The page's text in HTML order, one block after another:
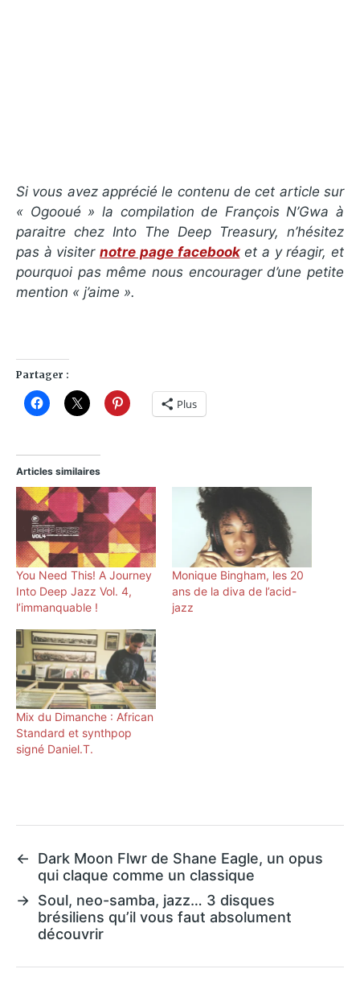
Si vous avez apprécié le contenu de cet article sur
« Ogooué » la compilation de François N’Gwa à
paraitre chez Into The Deep Treasury, n’hésitez
pas à visiternotre page facebooket a y réagir, et
pourquoi pas même nous encourager d’une petite
mention « j’aime ».
Partager :
Plus
Articles similaires
You Need This! A Journey
Into Deep Jazz Vol. 4,
l’immanquable !
Monique Bingham, les 20
ans de la diva de l’acid-
jazz
Mix du Dimanche : African
Standard et synthpop
signé Daniel.T.
←
Dark Moon Flwr de Shane Eagle, un opus
qui claque comme un classique
→ Soul, neo-samba, jazz… 3 disques
brésiliens qu’il vous faut absolument
découvrir